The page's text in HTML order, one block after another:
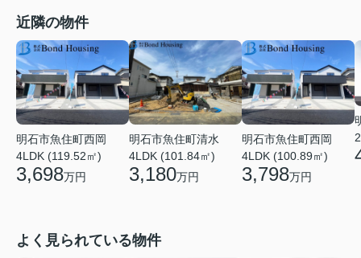
近隣の物件
明石市魚住町西岡
4LDK (119.52㎡)
3,698万円
明石市魚住町清水
4LDK (101.84㎡)
3,180万円
明石市魚住町西岡
4LDK (100.89㎡)
3,798万円
よく見られている物件